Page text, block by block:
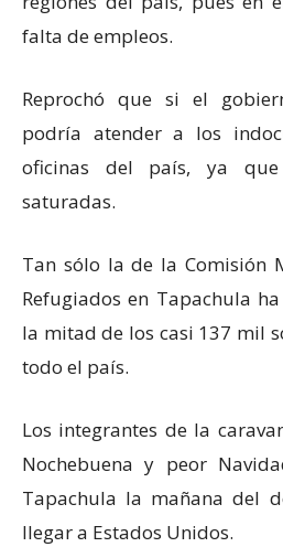
falta de empleos.
Reprochó que si el
podría atender a los
oficinas del país, ya
saturadas.
Tan sólo la de la Comisión
Refugiados en Tapachula
la mitad de los casi 137 mil
todo el país.
Los integrantes de la
Nochebuena y peor
Tapachula la mañana del
llegar a Estados Unidos.